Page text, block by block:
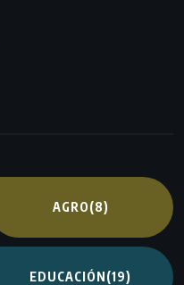
AGRO(8)
EDUCACIÓN(19)